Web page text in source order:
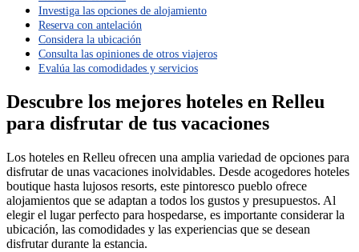
Investiga las opciones de alojamiento
Reserva con antelación
Considera la ubicación
Consulta las opiniones de otros viajeros
Evalúa las comodidades y servicios
Descubre los mejores hoteles en Relleu
para disfrutar de tus vacaciones
Los hoteles en Relleu ofrecen una amplia variedad de opciones para
disfrutar de unas vacaciones inolvidables. Desde acogedores hoteles
boutique hasta lujosos resorts, este pintoresco pueblo ofrece
alojamientos que se adaptan a todos los gustos y presupuestos. Al
elegir el lugar perfecto para hospedarse, es importante considerar la
ubicación, las comodidades y las experiencias que se desean
disfrutar durante la estancia.